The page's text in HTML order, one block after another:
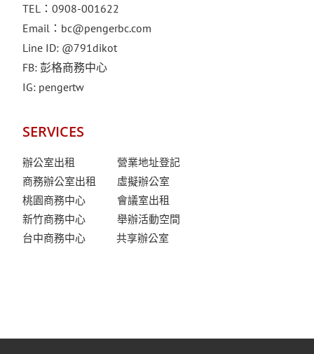
TEL：0908-001622
Email： bc@pengerbc.com
Line ID: @791dikot
FB:彭格商務中心
IG: pengertw
SERVICES
辦公室出租 營業地址登記
商務辦公室出租 虛擬辦公室
桃園商務中心會議室出租
新竹商務中心舉辦活動空間
台中商務中心 共享辦公室